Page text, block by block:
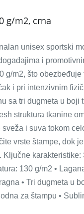
g/m2, crna
unisex sportski
i
g/m2, što
i pri intenzivnim
sa tri dugmeta u boji
struktura tkanine
i suva tokom
vrste štampe, dok
karakteristike:
130 g/m2 •
• Tri dugmeta u
za štampu •